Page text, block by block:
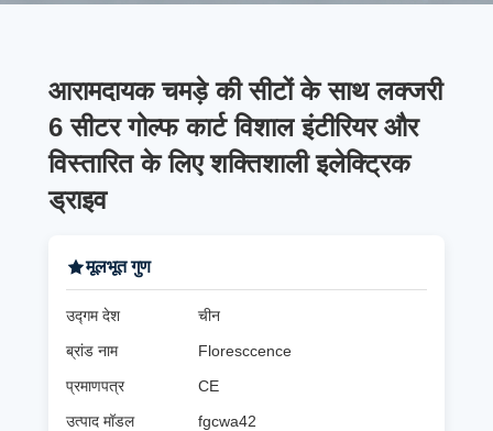
आरामदायक चमड़े की सीटों के साथ लक्जरी
6 सीटर गोल्फ कार्ट विशाल इंटीरियर और
विस्तारित के लिए शक्तिशाली इलेक्ट्रिक
ड्राइव
मूलभूत गुण
उद्गम देश
चीन
ब्रांड नाम
Floresccence
प्रमाणपत्र
CE
उत्पाद मॉडल
fgcwa42